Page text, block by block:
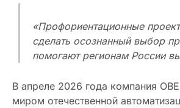
«Профориентационные
сделать осознанный выбор
помогают регионам России
В апреле 2026 года компания
миром отечественной